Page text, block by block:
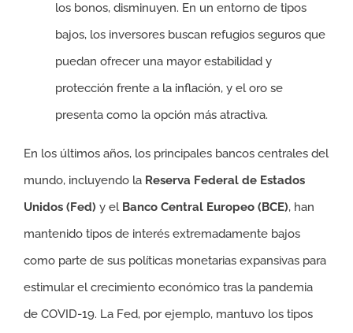
los bonos, disminuyen. En un entorno de tipos
bajos, los inversores buscan refugios seguros que
puedan ofrecer una mayor estabilidad y
protección frente a la inflación, y el oro se
presenta como la opción más atractiva.
En los últimos años, los principales bancos centrales del
mundo, incluyendo la Reserva Federal de Estados
Unidos (Fed) y el Banco Central Europeo (BCE), han
mantenido tipos de interés extremadamente bajos
como parte de sus políticas monetarias expansivas para
estimular el crecimiento económico tras la pandemia
de COVID-19. La Fed, por ejemplo, mantuvo los tipos